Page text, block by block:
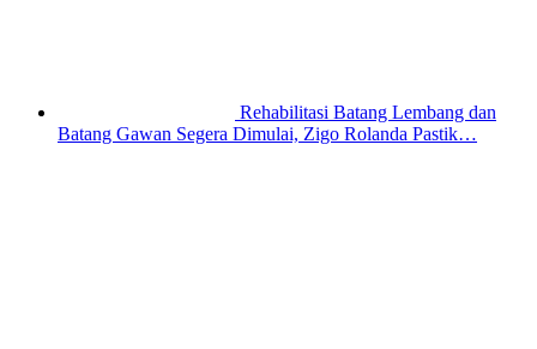
Rehabilitasi Batang Lembang dan
Batang Gawan Segera Dimulai, Zigo Rolanda Pastik…